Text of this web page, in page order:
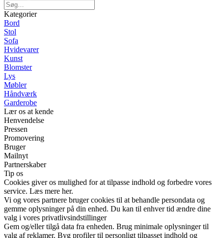
Kategorier
Bord
Stol
Sofa
Hvidevarer
Kunst
Blomster
Lys
Møbler
Håndværk
Garderobe
Lær os at kende
Henvendelse
Pressen
Promovering
Bruger
Mailnyt
Partnerskaber
Tip os
Cookies giver os mulighed for at tilpasse indhold og forbedre vores
service. Læs mere her.
Vi og vores partnere bruger cookies til at behandle persondata og
gemme oplysninger på din enhed. Du kan til enhver tid ændre dine
valg i vores privatlivsindstillinger
Gem og/eller tilgå data fra enheden. Brug minimale oplysninger til
valg af reklamer. Byg profiler til personligt tilpasset indhold og